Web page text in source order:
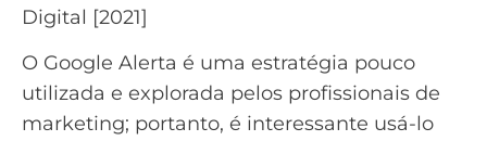
Digital [2021]
O Google Alerta é uma estratégia pouco
utilizada e explorada pelos profissionais de
marketing; portanto, é interessante usá-lo